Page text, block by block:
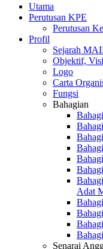
Utama
Perutusan KPE
Perutusan
Profil
Sejarah
Objektif,
Logo
Carta
Fungsi
Bahagian
Adat
Senarai